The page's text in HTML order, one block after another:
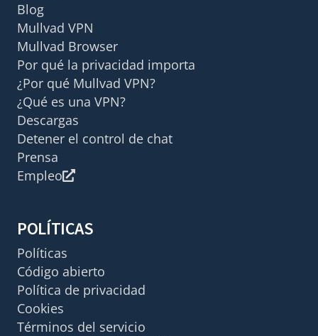
Blog
Mullvad VPN
Mullvad Browser
Por qué la privacidad importa
¿Por qué Mullvad VPN?
¿Qué es una VPN?
Descargas
Detener el control de chat
Prensa
Empleo
POLÍTICAS
Políticas
Código abierto
Política de privacidad
Cookies
Términos del servicio